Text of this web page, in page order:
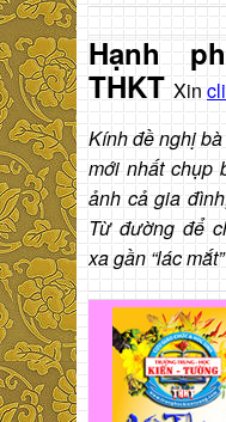
Hạnh
THKT Xin
Kính đề nghị
mới nhất chụp
ảnh cả gia
Từ đường để
xa gần “lác mắt”